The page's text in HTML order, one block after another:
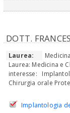
DOTT.
Laurea:
Laurea: Medicina e
interesse:
Chirurgia orale
Implantologia